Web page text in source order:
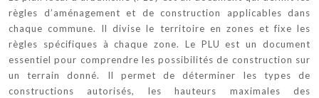
règles d’aménagement et de construction applicables dans
chaque commune. Il divise le territoire en zones et fixe les
règles spécifiques à chaque zone. Le PLU est un document
essentiel pour comprendre les possibilités de construction sur
un terrain donné. Il permet de déterminer les types de
constructions autorisés, les hauteurs maximales des